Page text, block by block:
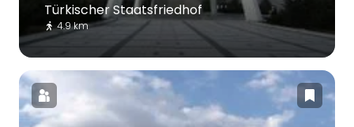
Türkischer Staatsfriedhof
4.9 km